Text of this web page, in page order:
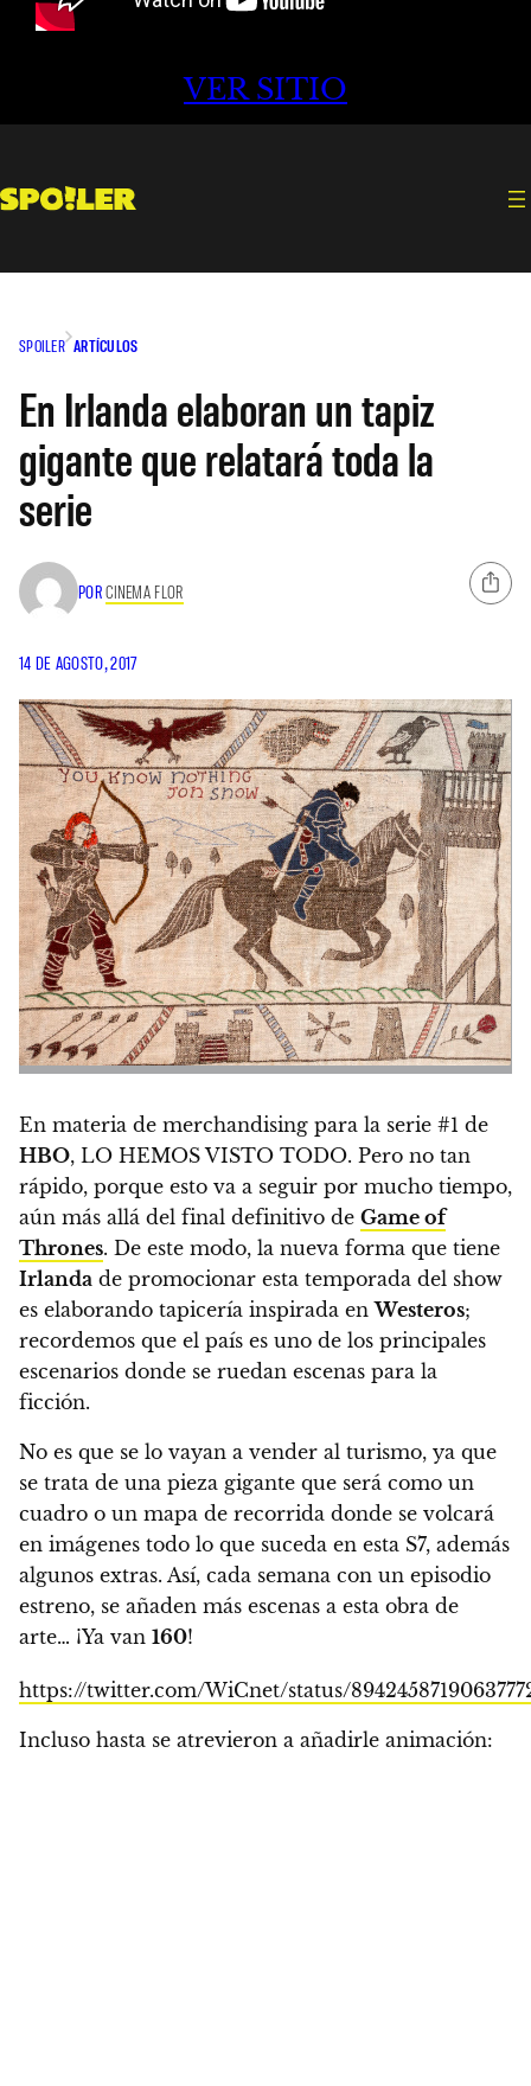
VER SITIO
SPOILER ARTÍCULOS
En Irlanda elaboran un tapiz
gigante que relatará toda la
serie
PORCINEMA FLOR
14 DE AGOSTO, 2017
En materia de merchandising para la serie #1 de
HBO, LO HEMOS VISTO TODO. Pero no tan
rápido, porque esto va a seguir por mucho tiempo,
aún más allá del final definitivo de Game of
Thrones. De este modo, la nueva forma que tiene
Irlanda de promocionar esta temporada del show
es elaborando tapicería inspirada enWesteros;
recordemos que el país es uno de los principales
escenarios donde se ruedan escenas para la
ficción.
No es que se lo vayan a vender al turismo, ya que
se trata de una pieza gigante que será como un
cuadro o un mapa de recorrida donde se volcará
en imágenes todo lo que suceda en esta S7, además
algunos extras. Así, cada semana con un episodio
estreno, se añaden más escenas a esta obra de
arte… ¡Ya van 160!
https://twitter.com/WiCnet/status/
Incluso hasta se atrevieron a añadirle animación: